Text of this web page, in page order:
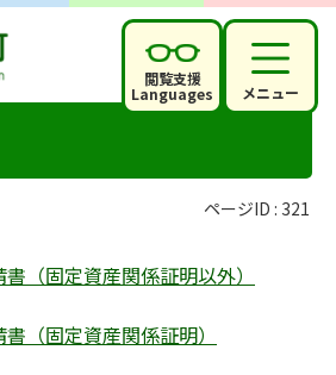
閲覧支援
Languages メニュー
ページID : 321
（固定資産関係証明以外）
（固定資産関係証明）